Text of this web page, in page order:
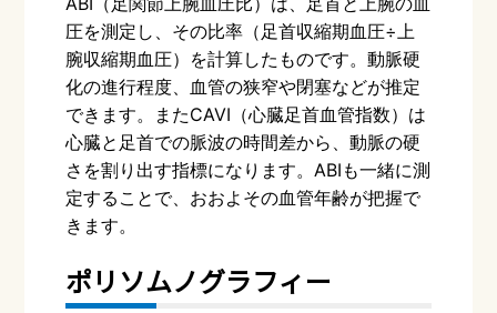
圧を測定し、その比率（足首収縮期血圧÷上
腕収縮期血圧）を計算したものです。動脈硬
化の進行程度、血管の狭窄や閉塞などが推定
できます。またCAVI （心臓足首血管指数）は
心臓と足首での脈波の時間差から、動脈の硬
さを割り出す指標になります。 ABI も一緒に測
定することで、おおよその血管年齢が把握で
きます。
ポリソムノグラフィー